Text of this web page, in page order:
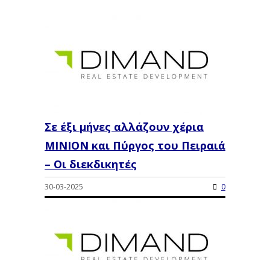
Σε έξι μήνες αλλάζουν χέρια
ΜΙΝΙΟΝ και Πύργος του Πειραιά
– Οι διεκδικητές
30-03-2025 0